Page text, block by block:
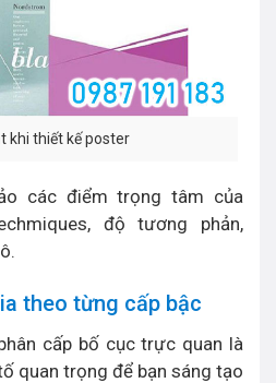
khi thiết kế poster
các điểm trọng tâm của
độ tương phản,
theo từng cấp bậc
cấp bố cục trực quan là
quan trọng để bạn sáng tạo